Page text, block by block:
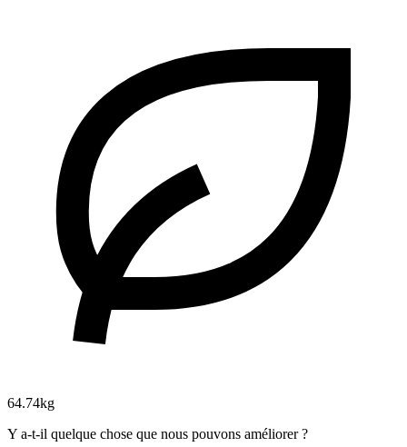
64.74kg
Y a-t-il quelque chose que nous pouvons améliorer ?